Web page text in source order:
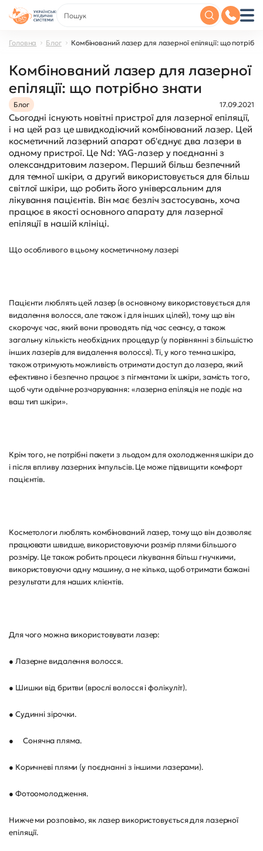
Головна Блог Комбінований лазер для лазерної епіляції: що
Комбінований лазер для лазерної
епіляції: що потрібно знати
Блог 17.09.2021
Сьогодні існують новітні пристрої для лазерної епіляції,
і на цей раз це швидкодіючий комбінований лазер. Цей
косметичний лазерний апарат об'єднує два лазери в
одному пристрої. Це Nd: YAG-лазер у поєднанні з
олександритовим лазером. Перший більш безпечний
для темної шкіри, а другий використовується для більш
світлої шкіри, що робить його універсальним для
лікування пацієнтів. Він має безліч застосувань, хоча
працює в якості основного апарату для лазерної
епіляції в нашій клініці.
Що особливого в цьому косметичному лазері
Пацієнти люблять цей лазер (в основному використовується для
видалення волосся, але також і для інших цілей), тому що він
скорочує час, який вони проводять під час сеансу, а також
загальну кількість необхідних процедур (у порівнянні з більшістю
інших лазерів для видалення волосся). Ті, у кого темна шкіра,
також отримують можливість отримати доступ до лазера, який
ефективно і безпечно працює з пігментами їх шкіри, замість того,
щоб чути одвічне розчарування: «лазерна епіляція не подіє на
ваш тип шкіри».
Крім того, не потрібні пакети з льодом для охолодження шкіри до
і після впливу лазерних імпульсів. Це може підвищити комфорт
пацієнтів.
Косметологи люблять комбінований лазер, тому що він дозволяє
працювати швидше, використовуючи розмір плями більшого
розміру. Це також робить процеси лікування більш гнучкими,
використовуючи одну машину, а не кілька, щоб отримати бажані
результати для наших клієнтів.
Для чого можна використовувати лазер:
● Лазерне видалення волосся.
● Шишки від бритви (врослі волосся і фолікуліт).
● Судинні зірочки.
● Сонячна пляма.
● Коричневі плями (у поєднанні з іншими лазерами).
● Фотоомолодження.
Нижче ми розповімо, як лазер використовується для лазерної
епіляції.